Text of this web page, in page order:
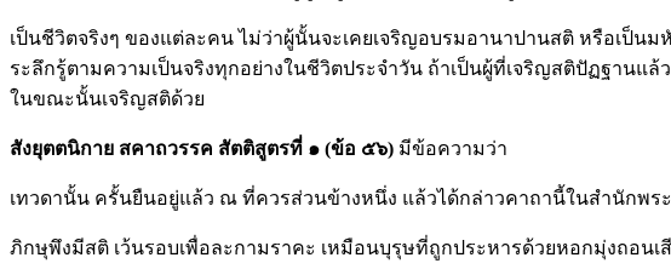
เป็นชีวิตจริงๆ ของแต่ละคน ไม่ว่าผู้นั้นจะเคยเจริญอบรมอานาปานสติ หรือเป็น
ระลึกรู้ตามความเป็นจริงทุกอย่างในชีวิตประจำวัน ถ้าเป็นผู้ที่เจริญสติปัฏฐานแ
ในขณะนั้นเจริญสติด้วย
สังยุตตนิกาย สคาถวรรค สัตติสูตรที่ ๑ (ข้อ ๕๖) มีข้อความว่า
เทวดานั้น ครั้นยืนอยู่แล้ว ณ ที่ควรส่วนข้างหนึ่ง แล้วได้กล่าวคาถานี้ในสำนักพร
ภิกษุพึงมีสติ เว้นรอบเพื่อละกามราคะ เหมือนบุรุษที่ถูกประหารด้วยหอกมุ่งถอน